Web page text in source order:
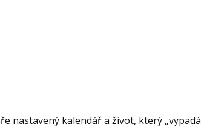
nastavený kalendář a život, který „vypadá